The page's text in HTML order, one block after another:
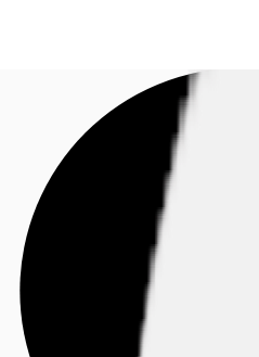
Tendenze & Ricerca
Coworking & Flex
Perchè JLL?
Sostenibilità
Contattaci
Chiama ora